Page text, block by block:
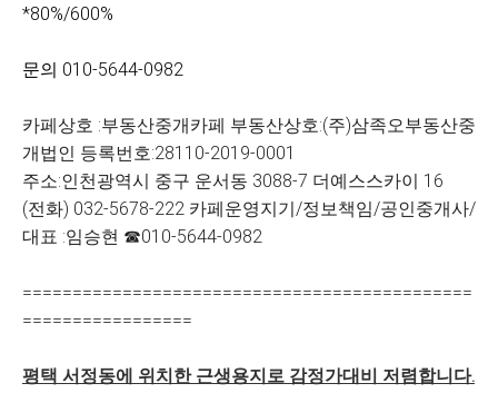
*80%/600%
문의 010-5644-0982
카페상호 :부동산중개카페 부동산상호:(주)삼족오부동산중
개법인 등록번호:28110-2019-0001
주소:인천광역시 중구 운서동 3088-7 더예스스카이 16
(전화) 032-5678-222 카페운영지기/정보책임/공인중개사/
대표 :임승현 ☎010-5644-0982
=============================================
=================
평택 서정동에 위치한 근생용지로 감정가대비 저렴합니다.